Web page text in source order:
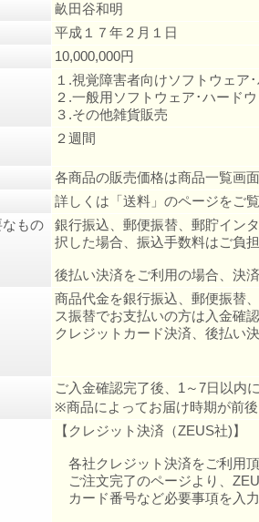
畝田谷和明
平成１７年２月１日
10,000,000円
１.視覚障害者向けソフトウェア
２.一般用ソフトウェア･ハード
３.その他雑貨販売
２週間
各商品の販売価格は商品一覧画
詳しくは「送料」のページをご覧
もの
銀行振込、郵便振替、郵貯イン
択した場合、振込手数料はご負担
後払い決済をご利用の場合、決
商品代金を銀行振込、郵便振替
ス振替でお支払いの方は入金確
クレジットカード決済、後払い
ご入金確認完了後、1～7日以内
※商品によってお届け時期が前後
【クレジット決済（ZEUS社)】
各社クレジット決済をご利用頂
ご注文完了のページより、
カード番号など必要事項を入